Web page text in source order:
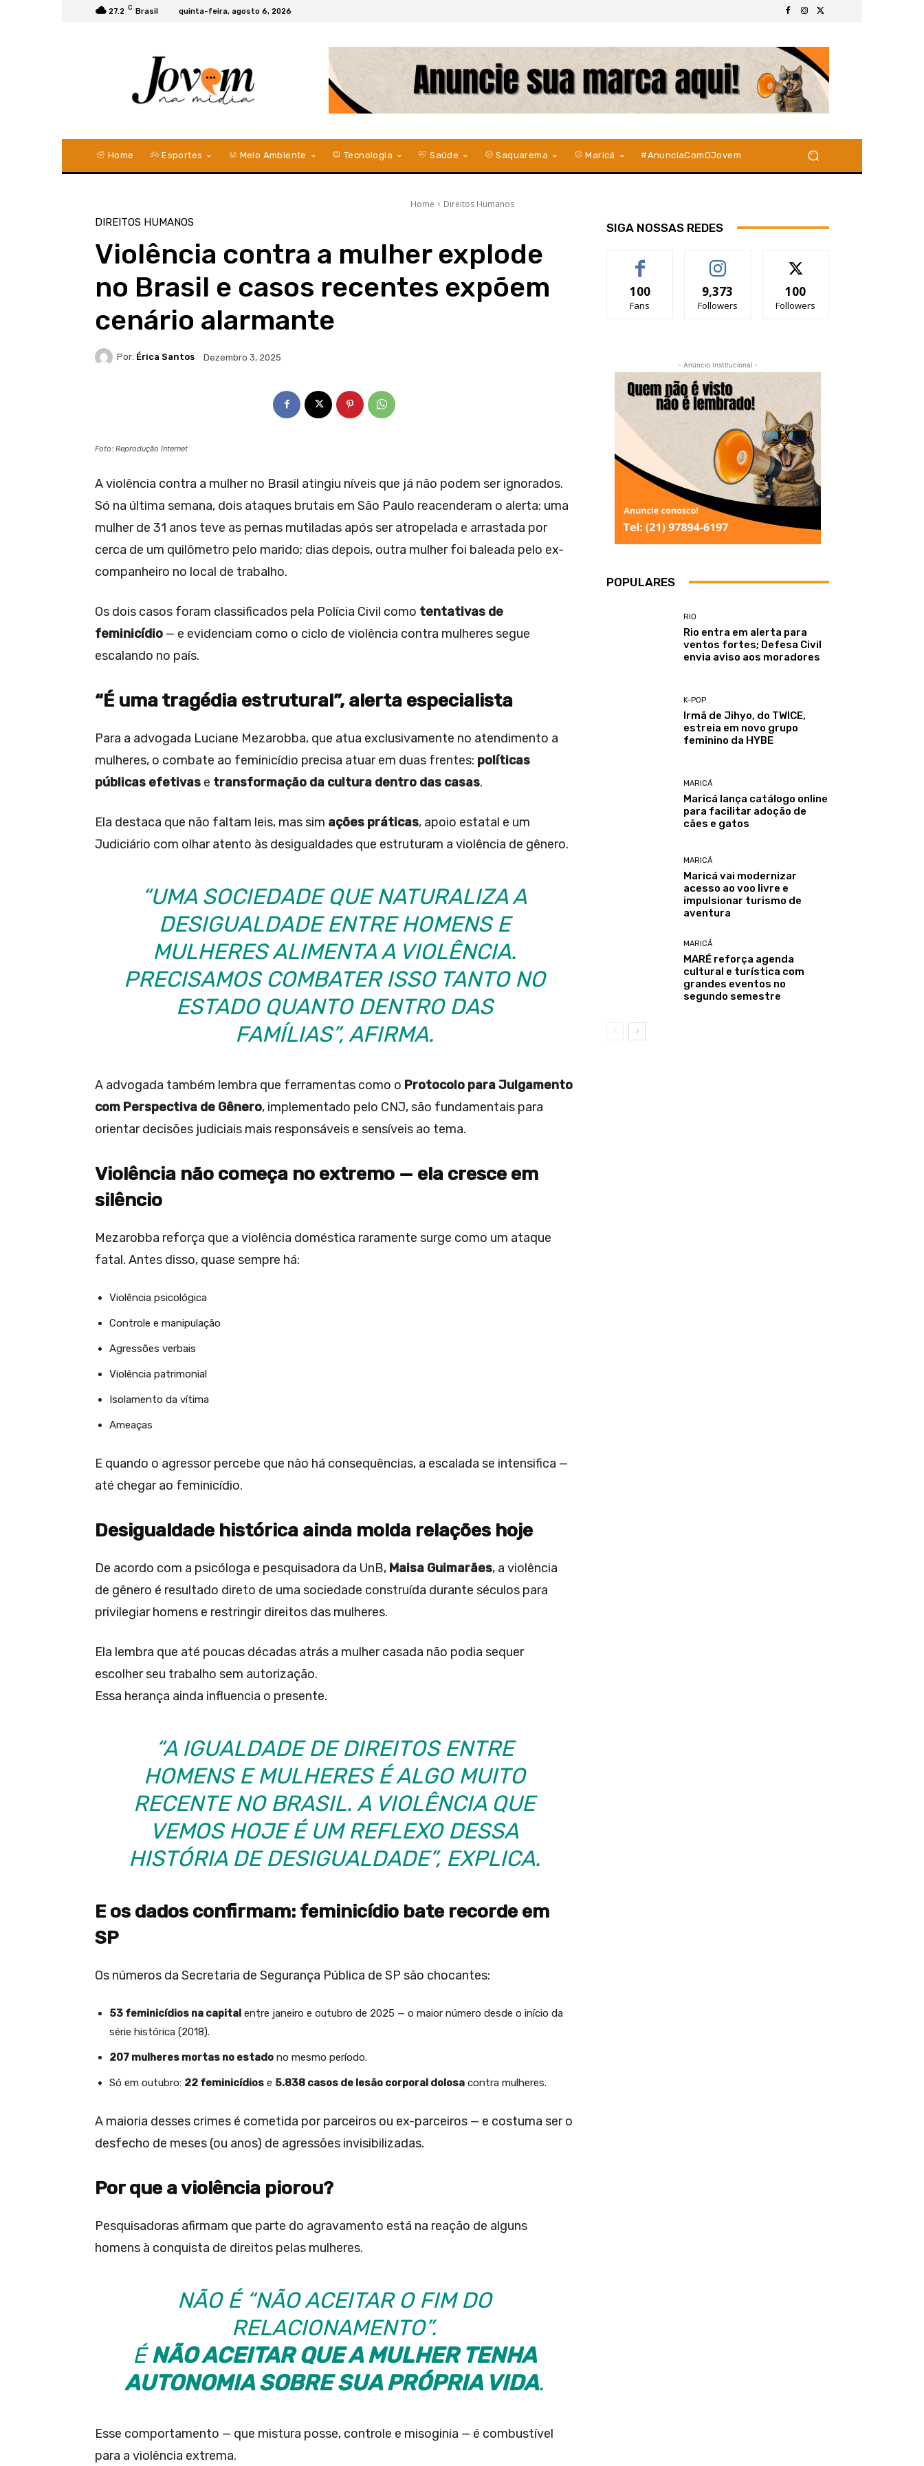
27.2 C Brasil quinta-feira, agosto 6, 2026
Home Esportes Meio Ambiente Tecnologia Saúde Saquarema Maricá #AnunciaComOJovem
Home Direitos Humanos
DIREITOS HUMANOS
Violência contra a mulher explode
no Brasil e casos recentes expõem
cenário alarmante
Por: Érica Santos Dezembro 3, 2025
Foto: Reprodução Internet
A violência contra a mulher no Brasil atingiu níveis que já não podem ser ignorados.
Só na última semana, dois ataques brutais em São Paulo reacenderam o alerta: uma
mulher de 31 anos teve as pernas mutiladas após ser atropelada e arrastada por
cerca de um quilômetro pelo marido; dias depois, outra mulher foi baleada pelo ex-
companheiro no local de trabalho.
Os dois casos foram classificados pela Polícia Civil como tentativas de
feminicídio — e evidenciam como o ciclo de violência contra mulheres segue
escalando no país.
“É uma tragédia estrutural”, alerta especialista
Para a advogada Luciane Mezarobba, que atua exclusivamente no atendimento a
mulheres, o combate ao feminicídio precisa atuar em duas frentes: políticas
públicas efetivas e transformação da cultura dentro das casas.
Ela destaca que não faltam leis, mas sim ações práticas, apoio estatal e um
Judiciário com olhar atento às desigualdades que estruturam a violência de gênero.
“UMA SOCIEDADE QUE NATURALIZA A
DESIGUALDADE ENTRE HOMENS E
MULHERES ALIMENTA A VIOLÊNCIA.
PRECISAMOS COMBATER ISSO TANTO NO
ESTADO QUANTO DENTRO DAS
FAMÍLIAS”, AFIRMA.
A advogada também lembra que ferramentas como o Protocolo para Julgamento
com Perspectiva de Gênero, implementado pelo CNJ, são fundamentais para
orientar decisões judiciais mais responsáveis e sensíveis ao tema.
Violência não começa no extremo — ela cresce em
silêncio
Mezarobba reforça que a violência doméstica raramente surge como um ataque
fatal. Antes disso, quase sempre há:
Violência psicológica
Controle e manipulação
Agressões verbais
Violência patrimonial
Isolamento da vítima
Ameaças
E quando o agressor percebe que não há consequências, a escalada se intensifica —
até chegar ao feminicídio.
Desigualdade histórica ainda molda relações hoje
De acordo com a psicóloga e pesquisadora da UnB, Maisa Guimarães, a violência
de gênero é resultado direto de uma sociedade construída durante séculos para
privilegiar homens e restringir direitos das mulheres.
Ela lembra que até poucas décadas atrás a mulher casada não podia sequer
escolher seu trabalho sem autorização.
Essa herança ainda influencia o presente.
“A IGUALDADE DE DIREITOS ENTRE
HOMENS E MULHERES É ALGO MUITO
RECENTE NO BRASIL. A VIOLÊNCIA QUE
VEMOS HOJE É UM REFLEXO DESSA
HISTÓRIA DE DESIGUALDADE”, EXPLICA.
E os dados confirmam: feminicídio bate recorde em
SP
Os números da Secretaria de Segurança Pública de SP são chocantes:
53 feminicídios na capital entre janeiro e outubro de 2025 — o maior número desde o início da
série histórica (2018).
207 mulheres mortas no estado no mesmo período.
Só em outubro: 22 feminicídios e 5.838 casos de lesão corporal dolosa contra mulheres.
A maioria desses crimes é cometida por parceiros ou ex-parceiros — e costuma ser o
desfecho de meses (ou anos) de agressões invisibilizadas.
Por que a violência piorou?
Pesquisadoras afirmam que parte do agravamento está na reação de alguns
homens à conquista de direitos pelas mulheres.
NÃO É “NÃO ACEITAR O FIM DO
RELACIONAMENTO”.
ÉNÃO ACEITAR QUE A MULHER TENHA
AUTONOMIA SOBRE SUA PRÓPRIA VIDA.
Esse comportamento — que mistura posse, controle e misoginia — é combustível
para a violência extrema.
SIGA NOSSAS REDES
100
Fans
9,373
Followers
100
Followers
- Anúncio Institucional -
POPULARES
RIO
Rio entra em alerta para
ventos fortes; Defesa Civil
envia aviso aos moradores
K-POP
Irmã de Jihyo, do TWICE,
estreia em novo grupo
feminino da HYBE
MARICÁ
Maricá lança catálogo online
para facilitar adoção de
cães e gatos
MARICÁ
Maricá vai modernizar
acesso ao voo livre e
impulsionar turismo de
aventura
MARICÁ
MARÉ reforça agenda
cultural e turística com
grandes eventos no
segundo semestre